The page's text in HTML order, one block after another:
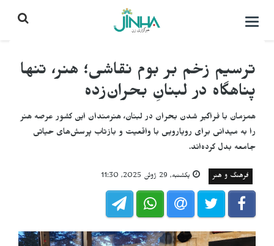
باز
بستن
ترسیم زخم بر بوم نقاشی؛ هنر، تنها
پناهگاه در لبنانِ بحران‌زده
همزمان با فراگیر شدن بحران در لبنان، هنرمندان این کشور عرصه هنر
را به میدانی برای رویارویی با واقعیت و بازتاب پرسش‌های حیاتی
جامعه بدل کرده‌اند.
فرهنگ و هنر یکشنبه, 29 ژوئن 2025, 11:30